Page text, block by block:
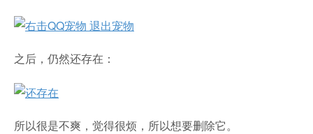
之后，仍然还存在：
所以很是不爽，觉得很烦，所以想要删除它。